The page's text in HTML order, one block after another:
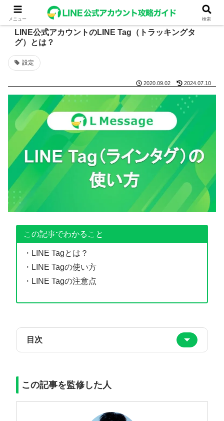
LINE公式アカウントのLINE Tag（トラッキングタ
グ）とは？
設定
2020.09.02 2024.07.10
この記事でわかること
・LINE Tagとは？
・LINE Tagの使い方
・LINE Tagの注意点
目次
この記事を監修した人
メニュー 検索